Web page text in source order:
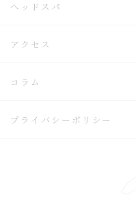
ヘッドスパ
アクセス
コラム
プライバシーポリシー